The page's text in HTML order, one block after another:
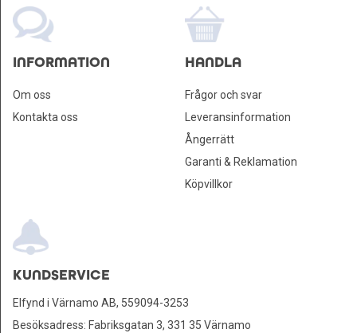
INFORMATION
Om oss
Kontakta oss
HANDLA
Frågor och svar
Leveransinformation
Ångerrätt
Garanti & Reklamation
Köpvillkor
KUNDSERVICE
Elfynd i Värnamo AB, 559094-3253
Besöksadress: Fabriksgatan 3, 331 35 Värnamo